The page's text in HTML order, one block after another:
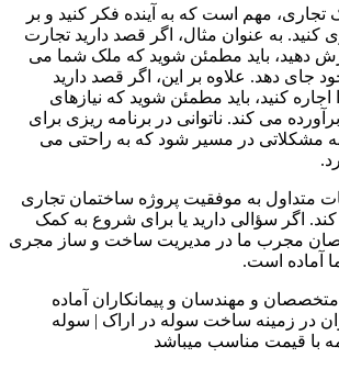
مهم است که به آینده فکر کنید و بر
کنید. به عنوان مثال، اگر قصد دارید تجارت
دهید، باید مطمئن شوید که ملک شما می
جای دهد. علاوه بر این، اگر قصد دارید
کنید، باید مطمئن شوید که نیازهای
می کند. ناتوانی در برنامه ریزی برای
به مشکلاتی در مسیر شود که به راحتی می
متداول به موفقیت پروژه ساختمان تجاری
اگر سؤالی دارید یا برای شروع به کمک
مجرب ما در مدیریت ساخت و ساز مجری
آماده است.
و مهندسان و پیمانکاران آماده
در زمینه ساخت سوله در اراک | سوله
با قیمت مناسب میباشد